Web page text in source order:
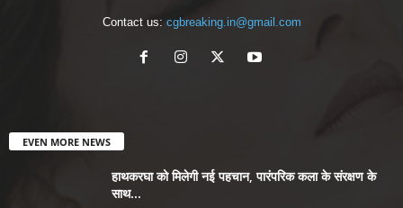
Contact us: cgbreaking.in@gmail.com
EVEN MORE NEWS
हाथकरघा को मिलेगी नई पहचान, पारंपरिक कला के संरक्षण के
साथ...